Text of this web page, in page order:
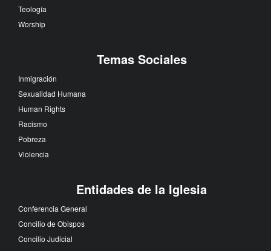
Teología
Worship
Temas Sociales
Inmigración
Sexualidad Humana
Human Rights
Racismo
Pobreza
Violencia
Entidades de la Iglesia
Conferencia General
Concilio de Obispos
Concilio Judicial